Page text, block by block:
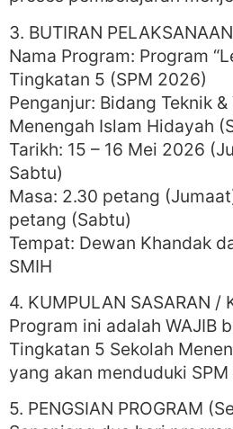
3. BUTIRAN
Nama Program: Program
Tingkatan 5 (SPM 2026)
Penganjur: Bidang Teknik
Menengah Islam Hidayah
Tarikh: 15 – 16 Mei 2026
Sabtu)
Masa: 2.30 petang
petang (Sabtu)
Tempat: Dewan Khandak
SMIH
4. KUMPULAN SASARAN /
Program ini adalah WAJIB
Tingkatan 5 Sekolah
yang akan menduduki
5. PENGSIAN PROGRAM